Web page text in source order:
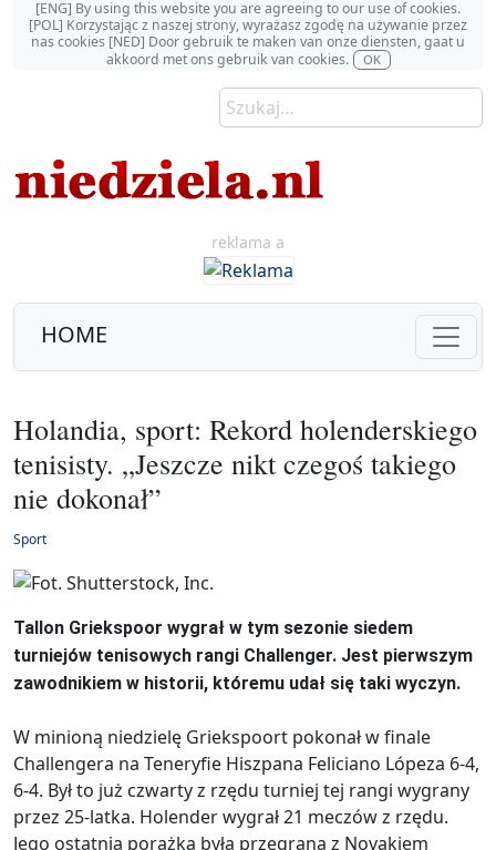
[ENG] By using this website you are agreeing to our use of cookies.
[POL] Korzystając z naszej strony, wyrażasz zgodę na używanie przez
nas cookies [NED] Door gebruik te maken van onze diensten, gaat u
akkoord met ons gebruik van cookies.
OK
reklama a
HOME
Holandia, sport: Rekord holenderskiego
tenisisty. „Jeszcze nikt czegoś takiego
nie dokonał”
Sport
Tallon Griekspoor wygrał w tym sezonie siedem
turniejów tenisowych rangi Challenger. Jest pierwszym
zawodnikiem w historii, któremu udał się taki wyczyn.
W minioną niedzielę Griekspoort pokonał w finale
Challengera na Teneryfie Hiszpana Feliciano Lópeza 6-4,
6-4. Był to już czwarty z rzędu turniej tej rangi wygrany
przez 25-latka. Holender wygrał 21 meczów z rzędu.
Jego ostatnią porażką była przegrana z Novakiem